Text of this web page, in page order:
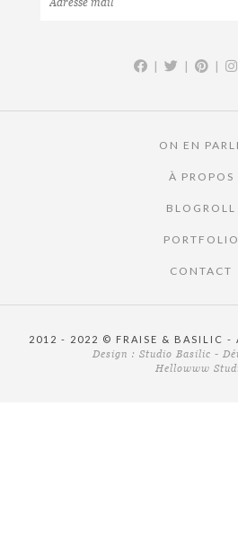
| | |
ON EN
À PROPOS
BLOGROLL
PORTFOLIO
CONTACT
2012 - 2022 © FRAISE & BASILIC -
Design : Studio Basilic -
Hellowww